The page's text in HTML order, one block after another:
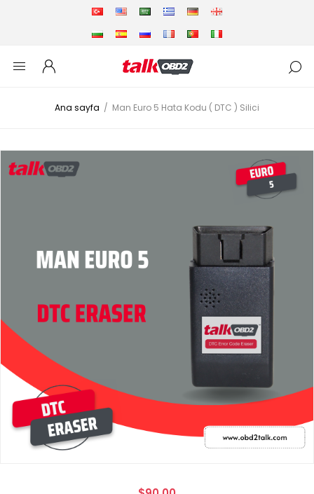
Ana sayfa / Man Euro 5 Hata Kodu ( DTC ) Silici